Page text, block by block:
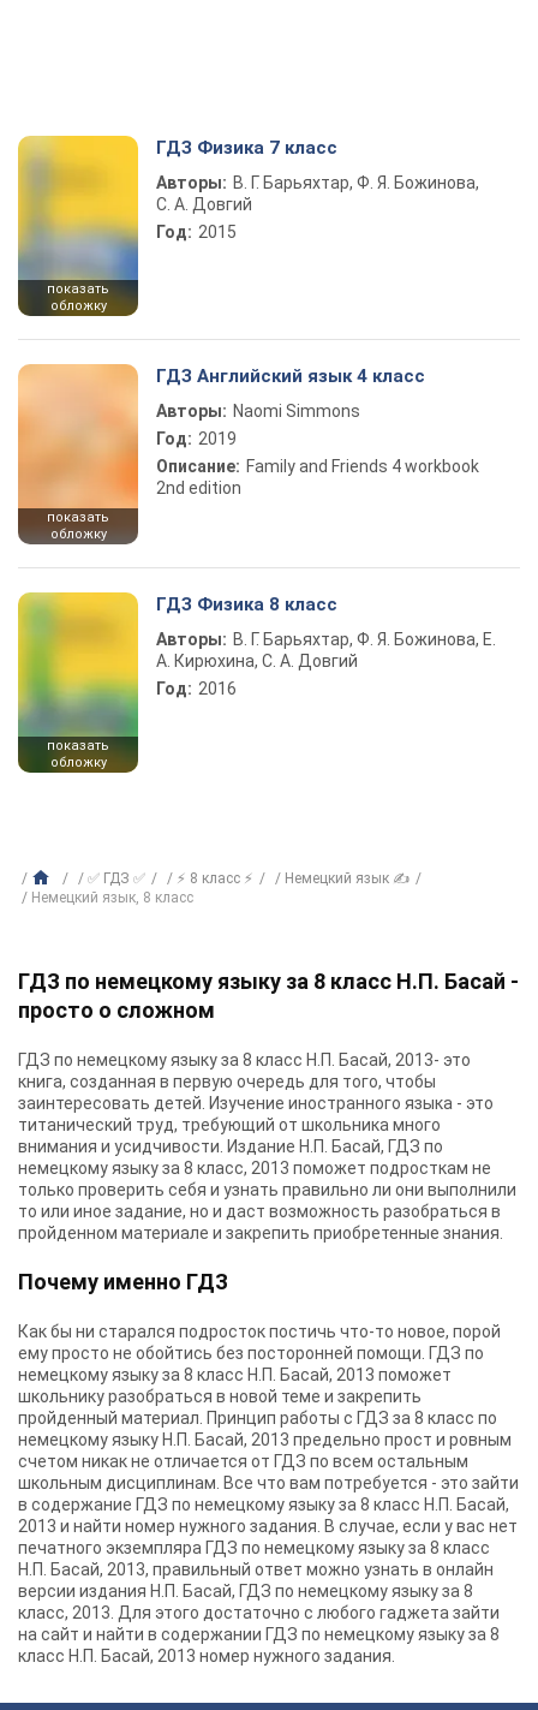
показать
обложку
ГДЗ Физика 7 класс
Авторы: В. Г. Барьяхтар, Ф. Я. Божинова,
С. А. Довгий
Год: 2015
показать
обложку
ГДЗ Английский язык 4 класс
Авторы: Naomi Simmons
Год: 2019
Описание: Family and Friends 4 workbook
2nd edition
показать
обложку
ГДЗ Физика 8 класс
Авторы: В. Г. Барьяхтар, Ф. Я. Божинова, Е.
А. Кирюхина, С. А. Довгий
Год: 2016
✅ ГДЗ ✅ ⚡ 8 класс ⚡
Немецкий язык ✍
Немецкий язык, 8 класс
ГДЗ по немецкому языку за 8 класс Н.П. Басай -
просто о сложном
ГДЗ по немецкому языку за 8 класс Н.П. Басай, 2013- это
книга, созданная в первую очередь для того, чтобы
заинтересовать детей. Изучение иностранного языка - это
титанический труд, требующий от школьника много
внимания и усидчивости. Издание Н.П. Басай, ГДЗ по
немецкому языку за 8 класс, 2013 поможет подросткам не
только проверить себя и узнать правильно ли они выполнили
то или иное задание, но и даст возможность разобраться в
пройденном материале и закрепить приобретенные знания.
Почему именно ГДЗ
Как бы ни старался подросток постичь что-то новое, порой
ему просто не обойтись без посторонней помощи. ГДЗ по
немецкому языку за 8 класс Н.П. Басай, 2013 поможет
школьнику разобраться в новой теме и закрепить
пройденный материал. Принцип работы с ГДЗ за 8 класс по
немецкому языку Н.П. Басай, 2013 предельно прост и ровным
счетом никак не отличается от ГДЗ по всем остальным
школьным дисциплинам. Все что вам потребуется - это зайти
в содержание ГДЗ по немецкому языку за 8 класс Н.П. Басай,
2013 и найти номер нужного задания. В случае, если у вас нет
печатного экземпляра ГДЗ по немецкому языку за 8 класс
Н.П. Басай, 2013, правильный ответ можно узнать в онлайн
версии издания Н.П. Басай, ГДЗ по немецкому языку за 8
класс, 2013. Для этого достаточно с любого гаджета зайти
на сайт и найти в содержании ГДЗ по немецкому языку за 8
класс Н.П. Басай, 2013 номер нужного задания.